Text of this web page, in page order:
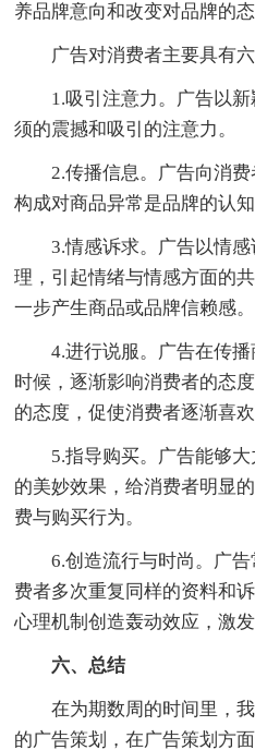
养品牌意向和改变对品牌的
广告对消费者主要具有
1.吸引注意力。广告以
须的震撼和吸引的注意力。
2.传播信息。广告向消
构成对商品异常是品牌的认知
3.情感诉求。广告以情
理，引起情绪与情感方面的
一步产生商品或品牌信赖感。
4.进行说服。广告在传
时候，逐渐影响消费者的态
的态度，促使消费者逐渐喜
5.指导购买。广告能够
的美妙效果，给消费者明显
费与购买行为。
6.创造流行与时尚。广
费者多次重复同样的资料和
心理机制创造轰动效应，激
六、总结
在为期数周的时间里，
的广告策划，在广告策划方